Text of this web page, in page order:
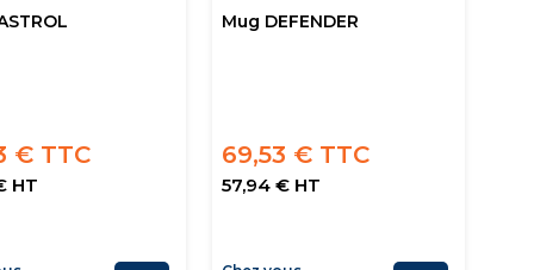
€ TTC
HT
Mug DEFENDER
69,53 € TTC
57,94 € HT